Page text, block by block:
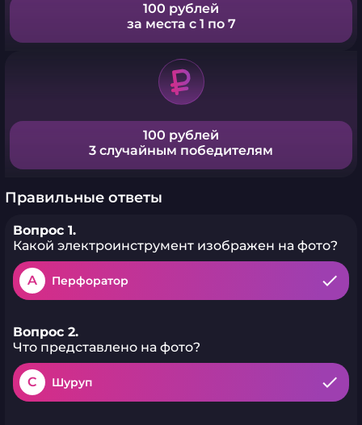
100 рублей
за места с 1 по 7
100 рублей
3 случайным победителям
Правильные ответы
Вопрос 1.
Какой электроинструмент изображен на фото?
A Перфоратор
Вопрос 2.
Что представлено на фото?
C Шуруп